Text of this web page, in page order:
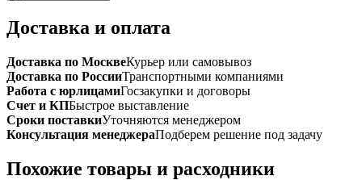
Доставка и оплата
Доставка по МосквеКурьер или самовывоз
Доставка по РоссииТранспортными компаниями
Работа с юрлицамиГосзакупки и договоры
Счет и КПБыстрое выставление
Сроки поставкиУточняются менеджером
Консультация менеджераПодберем решение под задачу
Похожие товары и расходники